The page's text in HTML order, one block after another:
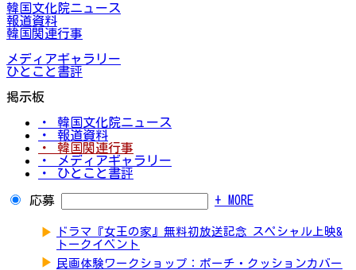
韓国文化院ニュース
報道資料
韓国関連行事
メディアギャラリー
ひとこと書評
掲示板
・ 韓国文化院ニュース
・ 報道資料
・ 韓国関連行事
・ メディアギャラリー
・ ひとこと書評
応募 + MORE
▶
ドラマ『女王の家』無料初放送記念 スペシャル上映&
トークイベント
▶ 民画体験ワークショップ：ポーチ・クッションカバー